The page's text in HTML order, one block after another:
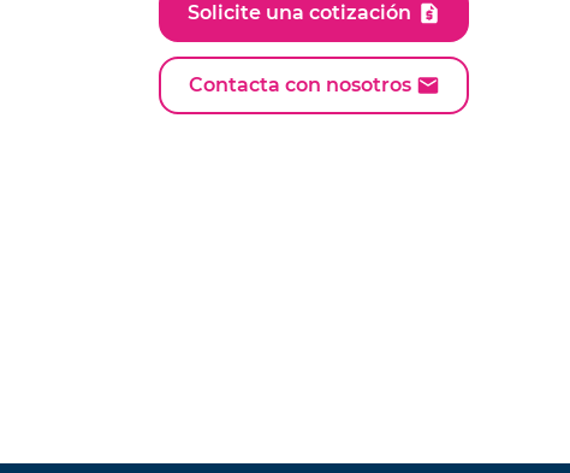
Solicite una cotización
Contacta con nosotros